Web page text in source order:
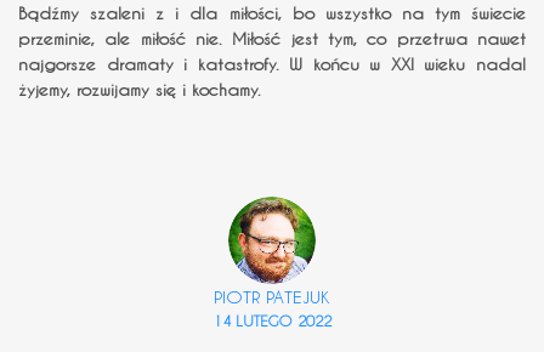
Bądźmy szaleni z i dla miłości, bo wszystko na tym świecie
przeminie, ale miłość nie. Miłość jest tym, co przetrwa nawet
najgorsze dramaty i katastrofy. W końcu w XXI wieku nadal
żyjemy, rozwijamy się i kochamy.
PIOTR PATEJUK
14 LUTEGO 2022